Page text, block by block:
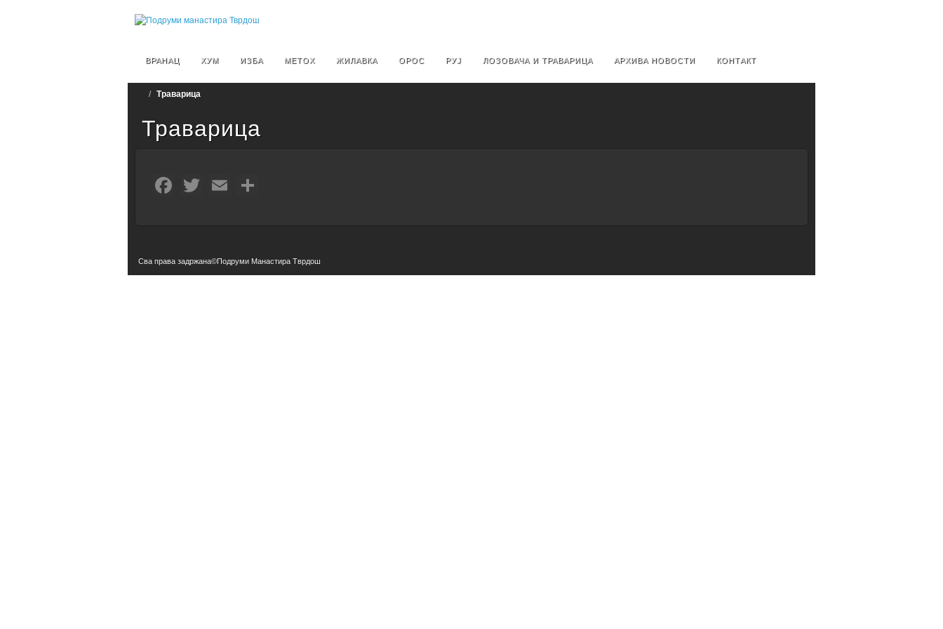
ВРАНАЦ ХУМ ИЗБА МЕТОХ ЖИЛАВКА ОРОС РУЈ ЛОЗОВАЧА И ТРАВАРИЦА АРХИВА НОВОСТИ КОНТАКТ
Траварица
Траварица
Facebook
TwitterEmail
Сва права задржана©Подруми Манастира Тврдош